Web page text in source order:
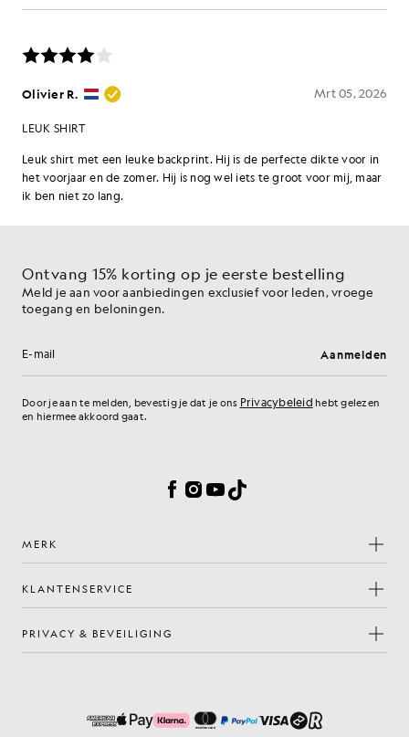
Ontvang 15% korting op je eerste bestelling
Meld je aan voor aanbiedingen exclusief voor leden, vroege
toegang en beloningen.
E-mailadres Aanmelden
Door je aan te melden, bevestig je dat je ons Privacybeleid hebt gelezen
en hiermee akkoord gaat.
Facebook
Instagram
YouTube
TikTok
MERK
KLANTENSERVICE
PRIVACY & BEVEILIGING